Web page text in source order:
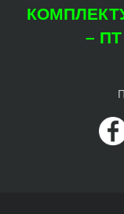
–